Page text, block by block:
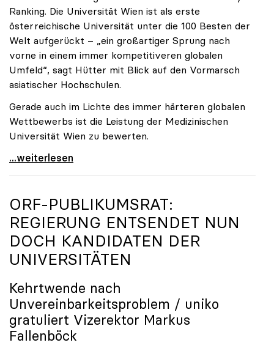
Ranking. Die Universität Wien ist als erste
österreichische Universität unter die 100 Besten der
Welt aufgerückt – „ein großartiger Sprung nach
vorne in einem immer kompetitiveren globalen
Umfeld“, sagt Hütter mit Blick auf den Vormarsch
asiatischer Hochschulen.
Gerade auch im Lichte des immer härteren globalen
Wettbewerbs ist die Leistung der Medizinischen
Universität Wien zu bewerten.
„Top-Rankingplätze heimischer Universitäten geben
...weiterlesen
ORF-PUBLIKUMSRAT:
REGIERUNG ENTSENDET NUN
DOCH KANDIDATEN DER
UNIVERSITÄTEN
Kehrtwende nach
Unvereinbarkeitsproblem / uniko
gratuliert Vizerektor Markus
Fallenböck